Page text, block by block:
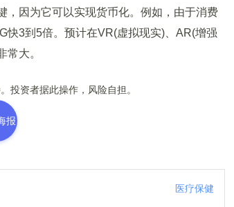
因为它可以实现货币化。例如，由于消费
快3到5倍。预计在VR(虚拟现实)、AR(增强
常大。
资者据此操作，风险自担。
报
医疗保健